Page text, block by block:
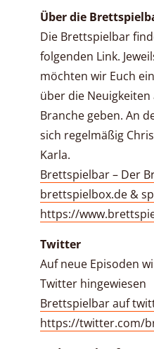
Über die
Die Brettspielbar
folgenden Link.
möchten wir Euch
über die
Branche geben. An
sich regelmäßig
Karla.
Brettspielbar – Der
brettspielbox.de &
https://
Twitter
Auf neue Episoden
Twitter hingewiesen
Brettspielbar auf
https://twitter.com/